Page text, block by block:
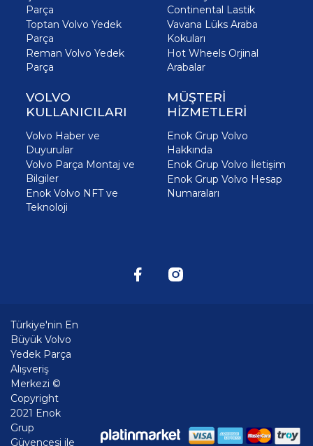
Parça
Toptan Volvo Yedek
Parça
Reman Volvo Yedek
Parça
Continental Lastik
Vavana Lüks Araba
Kokuları
Hot Wheels Orjinal
Arabalar
VOLVO
KULLANICILARI
Volvo Haber ve
Duyurular
Volvo Parça Montaj ve
Bilgiler
Enok Volvo NFT ve
Teknoloji
MÜŞTERİ
HİZMETLERİ
Enok Grup Volvo
Hakkında
Enok Grup Volvo İletişim
Enok Grup Volvo Hesap
Numaraları
Türkiye'nin En
Büyük Volvo
Yedek Parça
Alışveriş
Merkezi ©
Copyright
2021 Enok
Grup
Güvencesi ile